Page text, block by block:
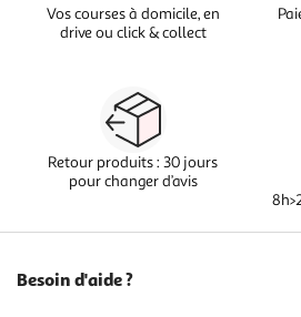
Vos courses à domicile, en
drive ou click & collect
Retour produits : 30 jours
pour changer d’avis
Besoin d'aide ?